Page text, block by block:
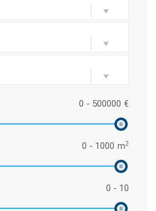
€
0 - 500000
m2
0 - 1000
0 - 10